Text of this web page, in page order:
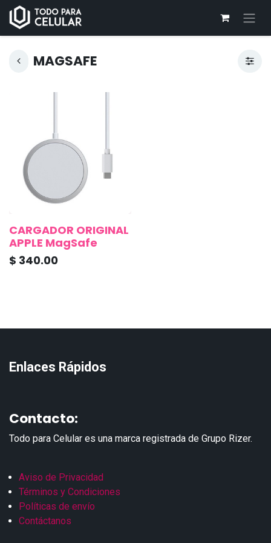
MAGSAFE
CARGADOR ORIGINAL
APPLE MagSafe
$ 340.00
Enlaces Rápidos
Contacto:
Todo para Celular es una marca registrada de Grupo Rizer.
Aviso de Privacidad
Términos y Condiciones
Políticas de envío
Contáctanos